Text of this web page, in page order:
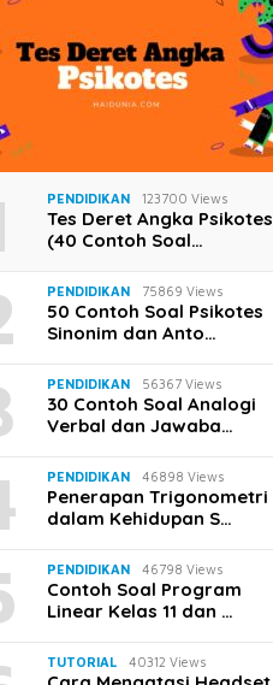
2021
PENDIDIKAN 123700 Views
Tes Deret Angka Psikotes
(40 Contoh Soal…
PENDIDIKAN 75869 Views
50 Contoh Soal Psikotes
Sinonim dan Anto…
PENDIDIKAN 56367 Views
30 Contoh Soal Analogi
Verbal dan Jawaba…
PENDIDIKAN 46898 Views
Penerapan Trigonometri
dalam Kehidupan S…
PENDIDIKAN 46798 Views
Contoh Soal Program
Linear Kelas 11 dan …
TUTORIAL 40312 Views